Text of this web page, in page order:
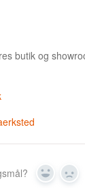
butik og
Yes No